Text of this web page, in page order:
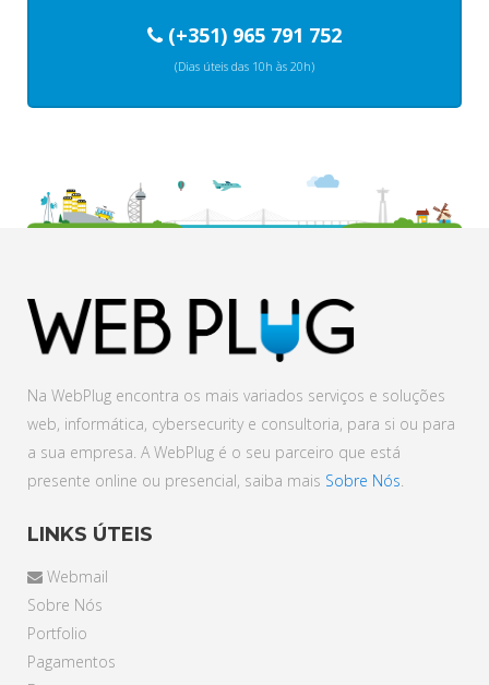
(+351) 965 791 752
(Dias úteis das 10h às 20h)
Na WebPlug encontra os mais variados serviços e soluções
web, informática, cybersecurity e consultoria, para si ou para
a sua empresa. A WebPlug é o seu parceiro que está
presente online ou presencial, saiba mais Sobre Nós.
LINKS ÚTEIS
Webmail
Sobre Nós
Portfolio
Pagamentos